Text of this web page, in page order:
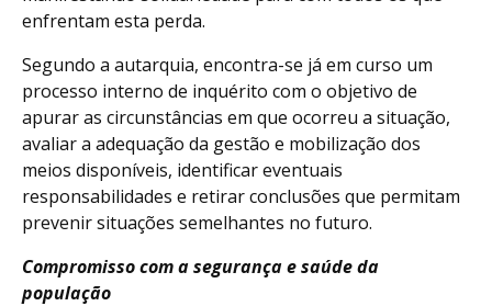
enfrentam esta perda.
Segundo a autarquia, encontra-se já em curso um
processo interno de inquérito com o objetivo de
apurar as circunstâncias em que ocorreu a situação,
avaliar a adequação da gestão e mobilização dos
meios disponíveis, identificar eventuais
responsabilidades e retirar conclusões que permitam
prevenir situações semelhantes no futuro.
Compromisso com a segurança e saúde da
população